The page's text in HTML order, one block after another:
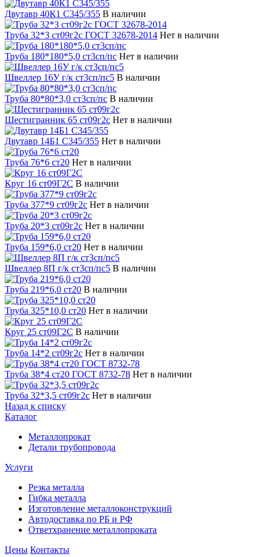
Двутавр 40К1 С345/355 В наличии
Труба 32*3 ст09г2с ГОСТ 32678-2014 Нет в наличии
Труба 180*180*5,0 ст3сп/пс Нет в наличии
Швеллер 16У г/к ст3сп/пс5 В наличии
Труба 80*80*3,0 ст3сп/пс В наличии
Шестигранник 65 ст09г2с Нет в наличии
Двутавр 14Б1 С345/355 Нет в наличии
Труба 76*6 ст20 Нет в наличии
Круг 16 ст09Г2С В наличии
Труба 377*9 ст09г2с Нет в наличии
Труба 20*3 ст09г2с Нет в наличии
Труба 159*6,0 ст20 Нет в наличии
Швеллер 8П г/к ст3сп/пс5 В наличии
Труба 219*6,0 ст20 В наличии
Труба 325*10,0 ст20 Нет в наличии
Круг 25 ст09Г2С В наличии
Труба 14*2 ст09г2с Нет в наличии
Труба 38*4 ст20 ГОСТ 8732-78 Нет в наличии
Труба 32*3,5 ст09г2с Нет в наличии
Назад к списку
Каталог
Металлопрокат
Детали трубопровода
Услуги
Резка металла
Гибка металла
Изготовление металлоконструкций
Автодоставка по РБ и РФ
Ответхранение металлопроката
Цены Контакты